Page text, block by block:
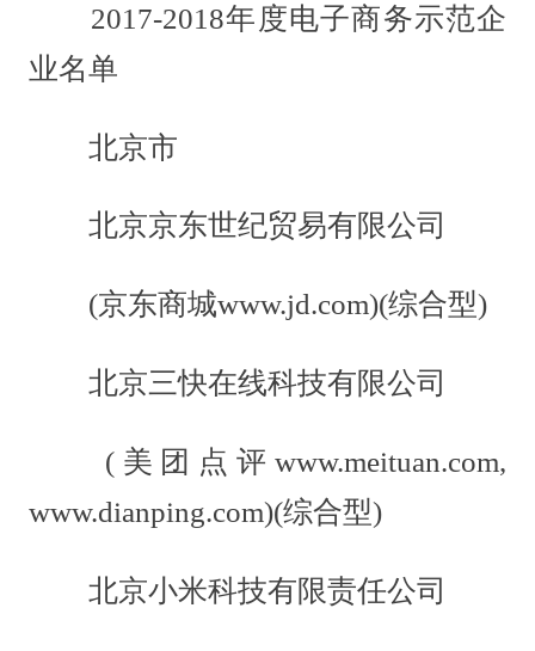
2017-2018年度电子商务示范企
业名单
北京市
北京京东世纪贸易有限公司
(京东商城www.jd.com)(综合型)
北京三快在线科技有限公司
(美团点评www.meituan.com,
www.dianping.com)(综合型)
北京小米科技有限责任公司